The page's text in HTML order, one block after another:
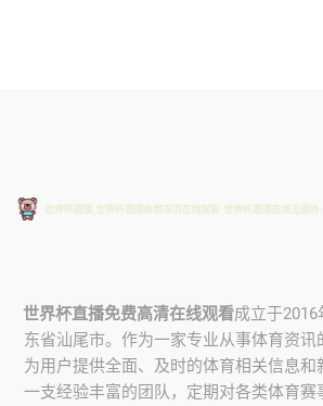
世界杯直播免费高清在线观看成立于2016
东省汕尾市。作为一家专业从事体育资讯
为用户提供全面、及时的体育相关信息和
一支经验丰富的团队，定期对各类体育赛